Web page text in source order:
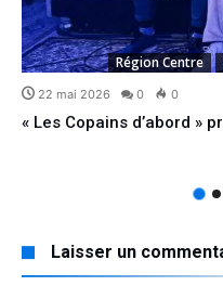
Région Centre
22 mai 2026 0 0
« Les Copains d’abord »
Laisser un